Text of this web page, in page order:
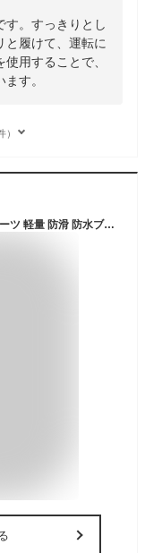
す。すっきりとし
と履けて、運転に
用することで、
す。
メンズ ブーツ 防水 ワークブーツ カジュアルブーツ 軽量 防滑 防水ブーツ レインブーツ おしゃれ チェック柄 カラー 黒 ブラック 茶 ブラウン 4色 エドウィン EDWIN edm8500｜正規販売店